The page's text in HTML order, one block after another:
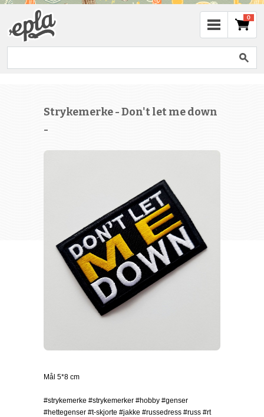
0
Strykemerke - Don't let me down
-
Mål 5*8 cm
#strykemerke #strykemerker #hobby #genser
#hettegenser #t-skjorte #jakke #russedress #russ #rt